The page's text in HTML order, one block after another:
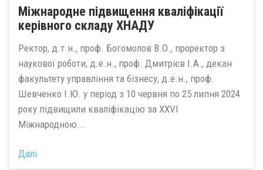
Міжнародне підвищення кваліфікації
керівного складу ХНАДУ
Ректор, д.т.н., проф. Богомолов В.О., проректор з
наукової роботи, д.е.н., проф. Дмитрієв І.А., декан
факультету управління та бізнесу, д.е.н., проф.
Шевченко І.Ю. у період з 10 червня по 25 липня 2024
року підвищили кваліфікацію за XХVІ
Міжнародною...
Далі